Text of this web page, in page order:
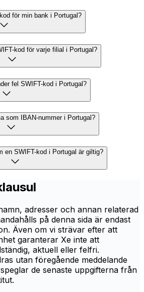
för min bank i Portugal?
kod för varje filial i Portugal?
fel SWIFT-kod i Portugal?
som IBAN-nummer i Portugal?
en SWIFT-kod i Portugal är giltig?
adresser och annan relaterad
på denna sida är endast
Även om vi strävar efter att
garanterar Xe inte att
aktuell eller felfri.
utan föregående meddelande
de senaste uppgifterna från